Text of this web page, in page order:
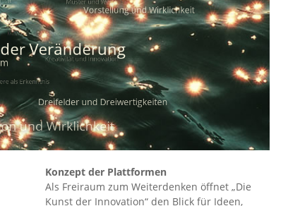
Konzept der Plattformen
Als Freiraum zum Weiterdenken öffnet „Die
Kunst der Innovation“ den Blick für Ideen,